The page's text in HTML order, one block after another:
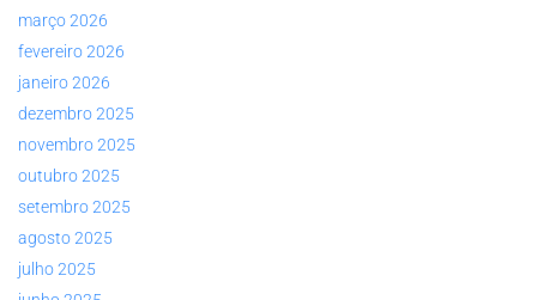
março 2026
fevereiro 2026
janeiro 2026
dezembro 2025
novembro 2025
outubro 2025
setembro 2025
agosto 2025
julho 2025